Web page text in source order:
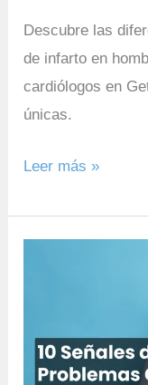
Descubre las
de infarto en
cardiólogos en
únicas.
Leer más »
Alerta
de